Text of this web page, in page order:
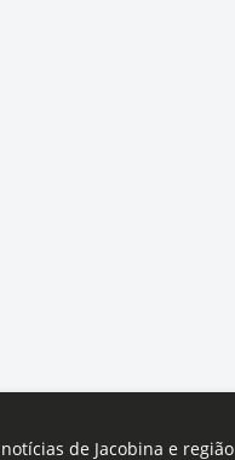
de Jacobina e região